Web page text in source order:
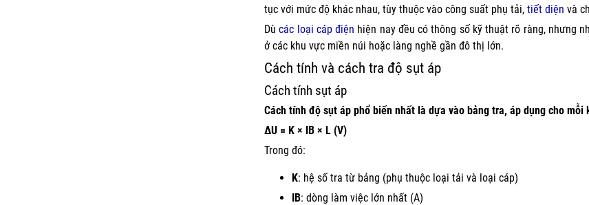
tục với mức độ khác nhau, tùy thuộc vào công suất phụ tải, tiết diện và
Dùcác loại cáp điện hiện nay đều có thông số kỹ thuật rõ ràng, nhưng
ở các khu vực miền núi hoặc làng nghề gần đô thị lớn.
Cách tính và cách tra độ sụt áp
Cách tính sụt áp
Cách tính độ sụt áp phổ biến nhất là dựa vào bảng tra, áp dụng cho
∆U = K × IB × L (V)
Trong đó:
K: hệ số tra từ bảng (phụ thuộc loại tải và loại cáp)
IB: dòng làm việc lớn nhất (A)